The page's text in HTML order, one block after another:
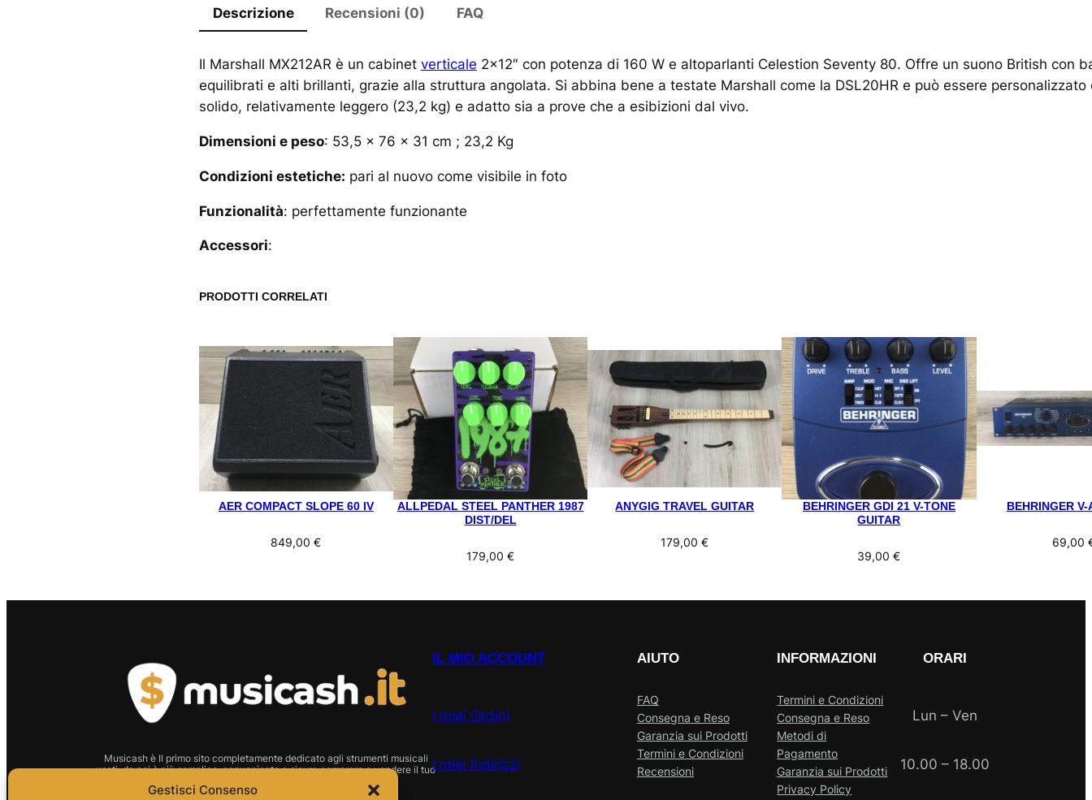
Gestisci Consenso
Descrizione Recensioni (0) FAQ
Il Marshall MX212AR è un cabinet verticale 2×12″ con potenza di 160 W e altoparlanti Celestion Seventy 80. Offre un suono British con
equilibrati e alti brillanti, grazie alla struttura angolata. Si abbina bene a testate Marshall come la DSL20HR e può essere personalizzato
solido, relativamente leggero (23,2 kg) e adatto sia a prove che a esibizioni dal vivo.
Dimensioni e peso: 53,5 x 76 x 31 cm ; 23,2 Kg
Condizioni estetiche: pari al nuovo come visibile in foto
Funzionalità: perfettamente funzionante
Accessori:
PRODOTTI CORRELATI
AER COMPACT SLOPE 60 IV
849,00€
ALLPEDAL STEEL PANTHER 1987
DIST/DEL
179,00€
ANYGIG TRAVEL GUITAR
179,00€
BEHRINGER GDI 21 V-TONE
GUITAR
39,00€
BEHRINGER V-
69,00
Musicash è Il primo sito completamente dedicato agli strumenti musicali
usati: da noi è più semplice, conveniente e sicuro comprare o vendere il tuo
IL MIO ACCOUNT
I miei Ordini
I miei Indirizzi
AIUTO
FAQ
Consegna e Reso
Garanzia sui Prodotti
Termini e Condizioni
Recensioni
INFORMAZIONI
Termini e Condizioni
Consegna e Reso
Metodi di
Pagamento
Garanzia sui Prodotti
Privacy Policy
ORARI
Lun – Ven
10.00 – 18.00